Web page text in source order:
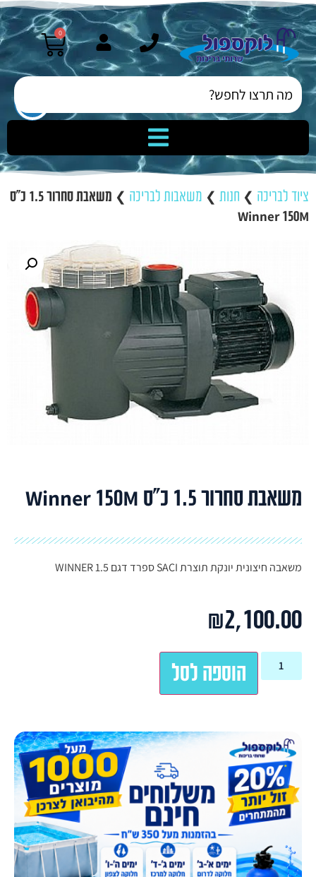
0
ציוד לבריכה ❯ חנות ❯ משאבות לבריכה ❯
משאבת סחרור 1.5 כ”ס
Winner 150M
משאבת סחרור 1.5 כ"ס Winner 150M
משאבה חיצונית יונקת תוצרת SACI ספרד דגם WINNER 1.5
₪2,100.00
הוספה לסל